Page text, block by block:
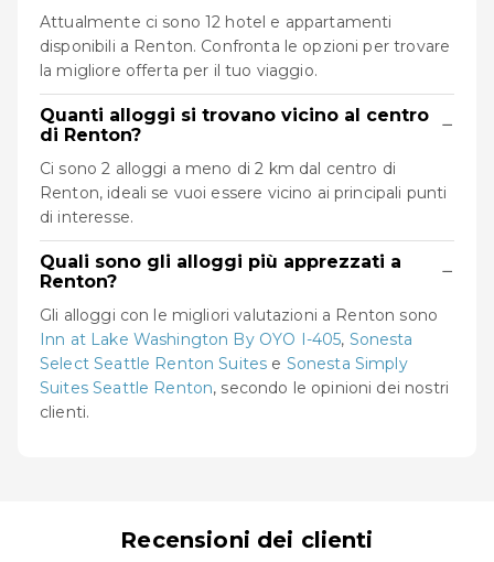
Attualmente ci sono 12 hotel e appartamenti
disponibili a Renton. Confronta le opzioni per trovare
la migliore offerta per il tuo viaggio.
Quanti alloggi si trovano vicino al centro
di Renton?
−
Ci sono 2 alloggi a meno di 2 km dal centro di
Renton, ideali se vuoi essere vicino ai principali punti
di interesse.
Quali sono gli alloggi più apprezzati a
Renton?
−
Gli alloggi con le migliori valutazioni a Renton sono
Inn at Lake Washington By OYO I-405, Sonesta
Select Seattle Renton Suites e Sonesta Simply
Suites Seattle Renton, secondo le opinioni dei nostri
clienti.
Recensioni dei clienti